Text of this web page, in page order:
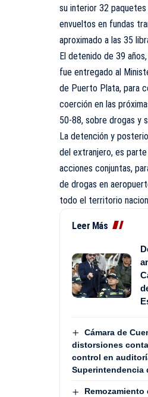
su interior 32
envueltos en fundas
aproximado a las 35
El detenido de 39
fue entregado al
de Puerto Plata, para
coerción en las
50-88, sobre drogas y
La detención y
del extranjero, es
acciones conjuntas,
de drogas en
todo el territorio
Leer Más
Cámara de
distorsiones
control en
Superintendencia